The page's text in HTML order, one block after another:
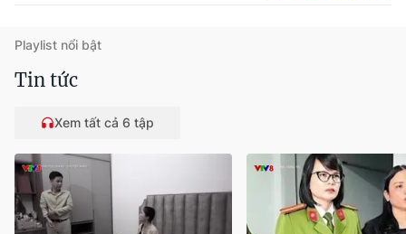
Playlist nổi bật
Tin tức
Xem tất cả 6 tập